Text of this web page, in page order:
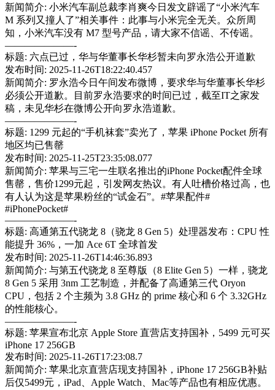
新闻简介: 小米汽车副总裁李肖爽今日发文辟谣了“小米汽车
M 系列又撞人了”相关事件：此事与小米完全无关。众所周
知，小米汽车没有 M7 型号产品，请大家不信谣、不传谣。
———————-
标题: 六点已过，华与华董事长华杉暂未向罗永浩公开道歉
发布时间: 2025-11-26T18:22:40.457
新闻简介: 罗永浩今日午间发布微博，要求华与华董事长华杉
必须公开道歉。目前罗永浩要求的时间已过，截至IT之家发
稿，未见华杉在微博公开向罗永浩道歉。
———————-
标题: 1299 元起的“手机袜套”卖光了，苹果 iPhone Pocket 所有
地区均已售罄
发布时间: 2025-11-25T23:35:08.077
新闻简介: 苹果与三宅一生联名推出的iPhone Pocket配件全球
售罄，售价1299元起，引发网友热议。有人吐槽价格过高，也
有人认为这是苹果粉丝的“试金石”。#苹果配件#
#iPhonePocket#
———————-
标题: 高通第五代骁龙 8（骁龙 8 Gen 5）处理器发布：CPU 性
能提升 36%，一加 Ace 6T 全球首发
发布时间: 2025-11-26T14:46:36.893
新闻简介: 与第五代骁龙 8 至尊版（8 Elite Gen 5）一样，骁龙
8 Gen 5 采用 3nm 工艺制造，并配备了高通第三代 Oryon
CPU，包括 2 个主频为 3.8 GHz 的 prime 核心和 6 个 3.32GHz
的性能核心。
———————-
标题: 苹果宣布北京 Apple Store 直营店支持国补，5499 元可买
iPhone 17 256GB
发布时间: 2025-11-26T17:23:08.7
新闻简介: 苹果北京直营店现支持国补，iPhone 17 256GB补贴
后仅5499元，iPad、Apple Watch、Mac等产品也有相应优惠。